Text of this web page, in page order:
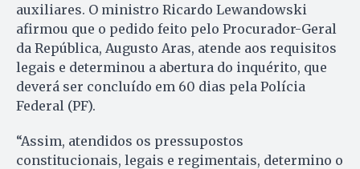
auxiliares. O ministro Ricardo Lewandowski
afirmou que o pedido feito pelo Procurador-Geral
da República, Augusto Aras, atende aos requisitos
legais e determinou a abertura do inquérito, que
deverá ser concluído em 60 dias pela Polícia
Federal (PF).
“Assim, atendidos os pressupostos
constitucionais, legais e regimentais, determino o